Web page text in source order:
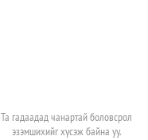
Та гадаадад чанартай боловсрол
эзэмшихийг хүсэж байна уу.